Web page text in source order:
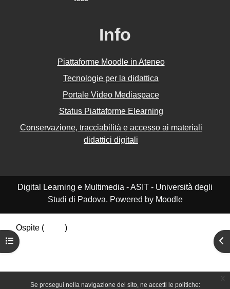
Se prosegui nella navigazione del sito, ne accetti le politiche:
Apri indice del corso
Info
Piattaforme Moodle in Ateneo
Tecnologie per la didattica
Portale Video Mediaspace
Status Piattaforme Elearning
Conservazione, tracciabilità e accesso ai materiali
didattici digitali
Digital Learning e Multimedia - ASIT - Università degli
Studi di Padova. Powered by Moodle
Ospite (
)
Riepilogo della conservazione dei dati
Politiche